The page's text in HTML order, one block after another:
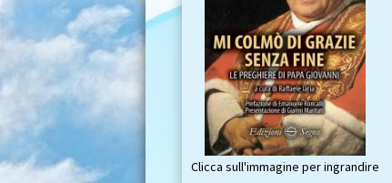
Clicca sull'immagine per ingrandire